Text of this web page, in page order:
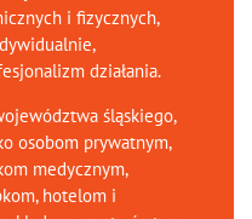
i fizycznych,
działania.
śląskiego,
osobom prywatnym,
medycznym,
hotelom i